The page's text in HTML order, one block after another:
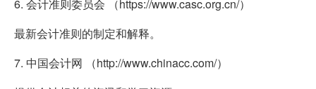
6. 会计准则委员会 （https://www.casc.org.cn/）
最新会计准则的制定和解释。
7. 中国会计网 （http://www.chinacc.com/）